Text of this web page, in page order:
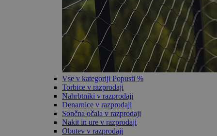
Vse v kategoriji Popusti %
Torbice v razprodaji
Nahrbtniki v razprodaji
Denarnice v razprodaji
Sončna očala v razprodaji
Nakit in ure v razprodaji
Obutev v razprodaji